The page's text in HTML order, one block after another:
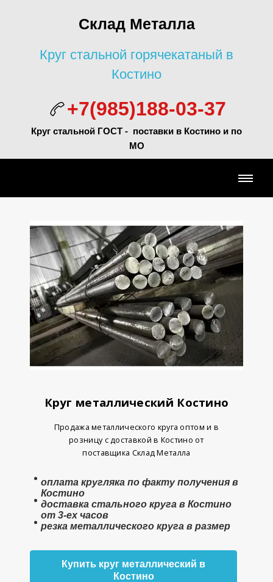
Склад Металла
Круг стальной горячекатаный в
Костино
+7(985)188-03-37
Круг стальной ГОСТ - поставки в Костино и по
МО
Круг металлический Костино
Продажа металлического круга оптом и в
розницу с доставкой в Костино от
поставщика Склад Металла
оплата кругляка по факту получения в
Костино
доставка стального круга в Костино
от 3-ех часов
резка металлического круга в размер
Купить круг металлический в
Костино